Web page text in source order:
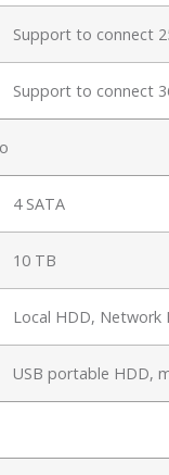
Support to connect
Support to connect
4 SATA
10 TB
Local HDD, Network
USB portable HDD,